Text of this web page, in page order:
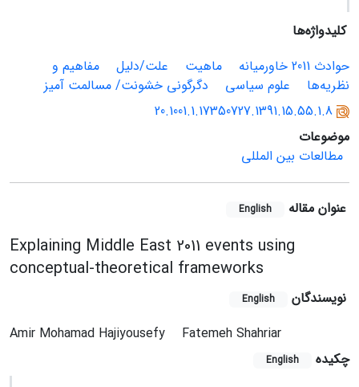
کلیدواژه‌ها
حوادث 2011 خاورمیانه
ماهیت علت/دلیل
مفاهیم و
نظریه‌ها
علوم سیاسی
دگرگونی خشونت/ مسالمت‏ آمیز
20.1001.1.17350727.1391.15.55.1.8
موضوعات
مطالعات بین المللی
عنوان مقاله English
Explaining Middle East 2011 events using
conceptual-theoretical frameworks
نویسندگان English
Amir Mohamad Hajiyousefy
Fatemeh Shahriar
چکیده
English